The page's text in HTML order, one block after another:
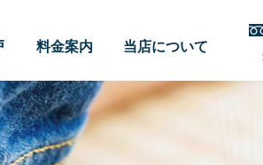
料金案内 当店について